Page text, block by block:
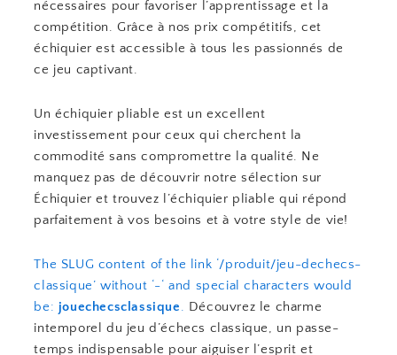
nécessaires pour favoriser l’apprentissage et la
compétition. Grâce à nos prix compétitifs, cet
échiquier est accessible à tous les passionnés de
ce jeu captivant.
Un échiquier pliable est un excellent
investissement pour ceux qui cherchent la
commodité sans compromettre la qualité. Ne
manquez pas de découvrir notre sélection sur
Échiquier et trouvez l’échiquier pliable qui répond
parfaitement à vos besoins et à votre style de vie!
The SLUG content of the link ‘/produit/jeu-dechecs-
classique’ without ‘-‘ and special characters would
be: jouechecsclassique. Découvrez le charme
intemporel du jeu d’échecs classique, un passe-
temps indispensable pour aiguiser l’esprit et